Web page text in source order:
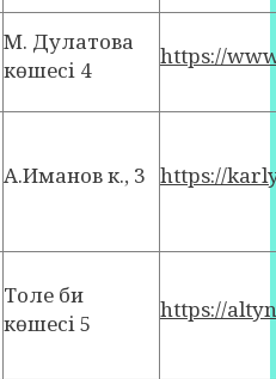
М. Дулатова
көшесі 4
https://
А.Иманов к., 3 https://
Толе би
көшесі 5
https://